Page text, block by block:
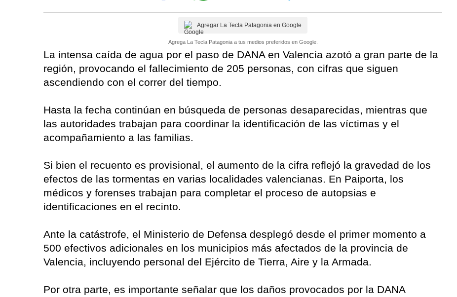
Agregar La Tecla Patagonia en Google
Agrega La Tecla Patagonia a tus medios preferidos en Google.
La intensa caída de agua por el paso de DANA en Valencia azotó a gran parte de la
región, provocando el fallecimiento de 205 personas, con cifras que siguen
ascendiendo con el correr del tiempo.
Hasta la fecha continúan en búsqueda de personas desaparecidas, mientras que
las autoridades trabajan para coordinar la identificación de las víctimas y el
acompañamiento a las familias.
Si bien el recuento es provisional, el aumento de la cifra reflejó la gravedad de los
efectos de las tormentas en varias localidades valencianas. En Paiporta, los
médicos y forenses trabajan para completar el proceso de autopsias e
identificaciones en el recinto.
Ante la catástrofe, el Ministerio de Defensa desplegó desde el primer momento a
500 efectivos adicionales en los municipios más afectados de la provincia de
Valencia, incluyendo personal del Ejército de Tierra, Aire y la Armada.
Por otra parte, es importante señalar que los daños provocados por la DANA